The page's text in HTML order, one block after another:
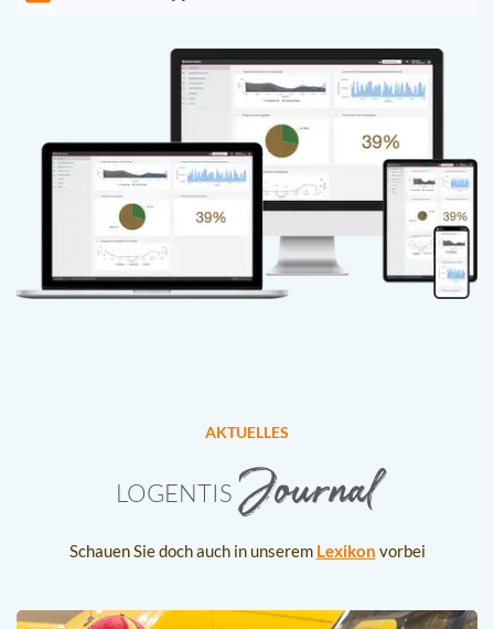
AKTUELLES
LOGENTIS Journal
Schauen Sie doch auch in unserem Lexikon vorbei